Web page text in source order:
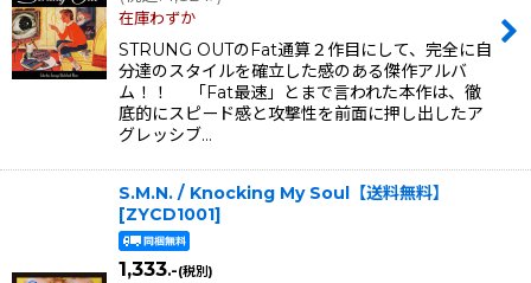
在庫わずか
STRUNG OUTのFat通算２作目にして、完全に自
分達のスタイルを確立した感のある傑作アルバ
ム！！ 「Fat最速」とまで言われた本作は、徹
底的にスピード感と攻撃性を前面に押し出したア
グレッシブ…
S.M.N. / Knocking My Soul【送料無料】
[ZYCD1001]
1,333.-(税別)